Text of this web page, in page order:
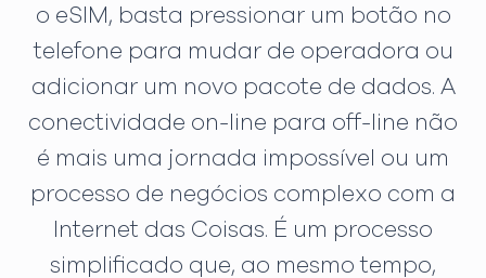
o eSIM, basta pressionar um botão no
telefone para mudar de operadora ou
adicionar um novo pacote de dados. A
conectividade on-line para off-line não
é mais uma jornada impossível ou um
processo de negócios complexo com a
Internet das Coisas. É um processo
simplificado que, ao mesmo tempo,